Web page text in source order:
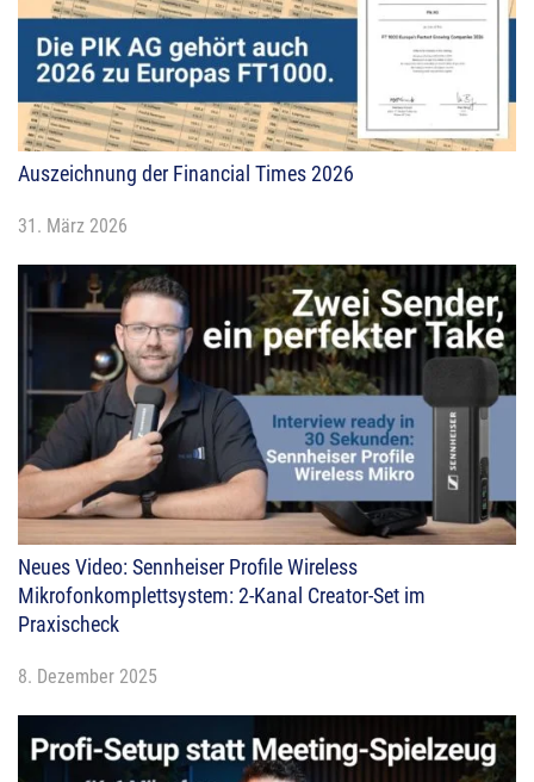
Auszeichnung der Financial Times 2026
31. März 2026
Neues Video: Sennheiser Profile Wireless
Mikrofonkomplettsystem: 2-Kanal Creator-Set im
Praxischeck
8. Dezember 2025